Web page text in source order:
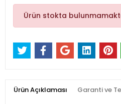
Ürün stokta
Ürün Açıklaması Garanti ve